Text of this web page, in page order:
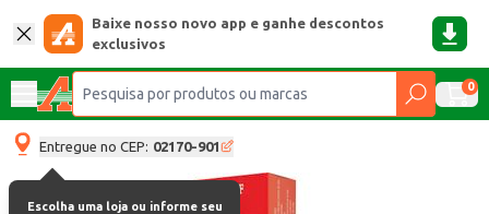
Baixe nosso novo app e ganhe descontos
exclusivos
0
Entregue no CEP: 02170-901
Escolha uma loja ou informe seu